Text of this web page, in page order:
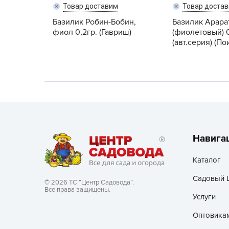
Хозяйственные товары
Товар доставим
Базилик Робин-Бобин,
фиол 0,2гр. (Гавриш)
Товар
Базилик
(фиолетовый)
(авт.серия)
© 2026 ТС “Центр Садовода”.
Все права защищены.
Каталог
Садовый
Услуги